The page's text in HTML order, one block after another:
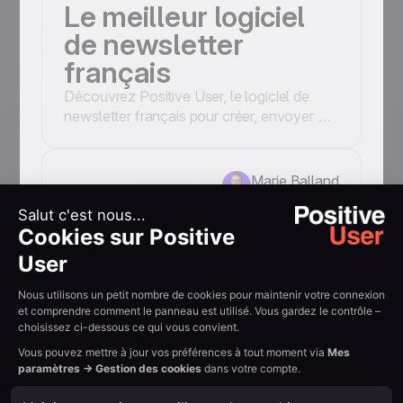
Le meilleur logiciel
de newsletter
français
Découvrez Positive User, le logiciel de
newsletter français pour créer, envoyer et
Marie Balland
Positive User face
aux solutions low-
vraiment la
différence
Positive User ou une solution low-cost ?
Découvrez ce qui distingue vraiment une
plateforme d'email marketing haut de